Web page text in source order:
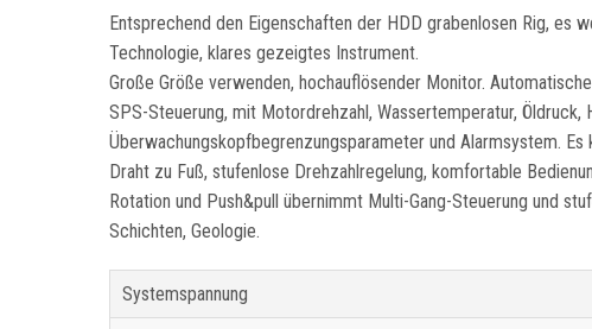
Entsprechend den Eigenschaften der HDD grabenlosen Rig,
Technologie, klares gezeigtes Instrument.
Große Größe verwenden, hochauflösender Monitor.
SPS-Steuerung, mit Motordrehzahl, Wassertemperatur, Öldruck,
Überwachungskopfbegrenzungsparameter und Alarmsystem.
Draht zu Fuß, stufenlose Drehzahlregelung, komfortable
Rotation und Push&pull übernimmt Multi-Gang-Steuerung und
Schichten, Geologie.
Systemspannung